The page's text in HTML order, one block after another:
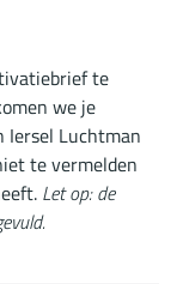
te
we je
Iersel Luchtman
te vermelden
Let op: de